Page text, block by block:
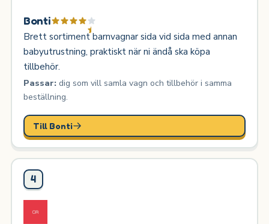
Bonti
Brett sortiment barnvagnar sida vid sida med annan
babyutrustning, praktiskt när ni ändå ska köpa
tillbehör.
Passar:dig som vill samla vagn och tillbehör i samma
beställning.
Till Bonti
4